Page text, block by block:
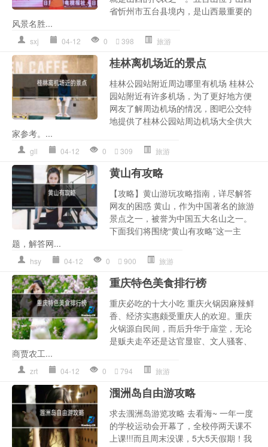
省忻州市五台县境内，是山西最重要的
风景名胜...
sxj 04-12 0 398 旅游
桂林离机场近的景点
桂林公园站附近周边哪里有机场 桂林公
园站附近有许多机场，为了更好地方便
网友了解周边机场的情况，图吧公交特
地提供了桂林公园站周边机场大全供大
家参考。...
gll 04-12 0 309 旅游
黄山有攻略
【攻略】黄山游玩攻略指南，详尽解答
网友的困惑 黄山，作为中国著名的旅游
景点之一，被誉为中国五大名山之一。
下面我们将围绕“黄山有攻略”这一主
题，解答网...
hsy 04-12 0 900 旅游
重庆特色美食排行榜
重庆必吃的十大小吃 重庆火锅因麻辣鲜
香、经济实惠颇受重庆人的欢迎。重庆
火锅源自民间，而后升华于庙堂，无论
是贩夫走卒还是达官显宦、文人骚客、
商贾农工...
zrt 04-12 0 794 旅游
涠洲岛自由游攻略
求去涠洲岛游览攻略 去看海~ 一年一度
的学校运动会开幕了，全校停两天课不
上课!!!而且周末没课，5大5天假期！我